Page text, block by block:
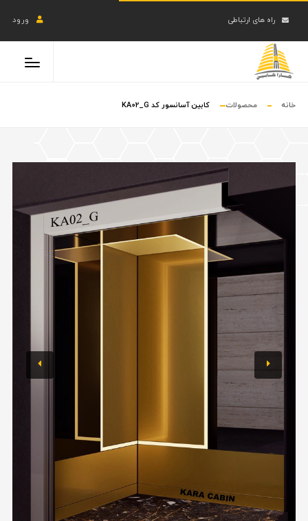
راه های ارتباطی ورود
خانه محصولات کابین آسانسور کد KA02_G